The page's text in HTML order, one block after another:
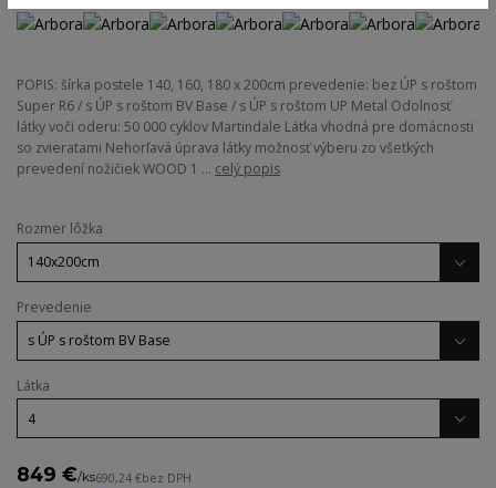
POPIS: šírka postele 140, 160, 180 x 200cm prevedenie: bez ÚP s roštom
Super R6 / s ÚP s roštom BV Base / s ÚP s roštom UP Metal Odolnosť
látky voči oderu: 50 000 cyklov Martindale Látka vhodná pre domácnosti
so zvieratami Nehorľavá úprava látky možnosť výberu zo všetkých
prevedení nožičiek WOOD 1 ... celý popis
Rozmer lôžka
Prevedenie
Látka
849 €/ks690,24 €bez DPH